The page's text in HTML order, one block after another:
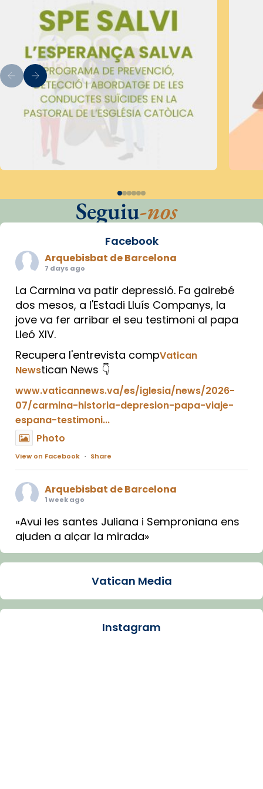
Seguiu-nos
Facebook
Arquebisbat de Barcelona
7 days ago
La Carmina va patir depressió. Fa gairebé
dos mesos, a l'Estadi Lluís Companys, la
jove va fer arribar el seu testimoni al papa
Lleó XIV.
Recupera l'entrevista compVatican
Newstican News 👇
www.vaticannews.va/es/iglesia/news/2026-
07/carmina-historia-depresion-papa-viaje-
espana-testimoni...
Photo
View on Facebook · Share
Arquebisbat de Barcelona
1 week ago
«Avui les santes Juliana i Semproniana ens
ajuden a alçar la mirada»
Mons. Sergi Gordo, bisbe de Tortosa, ha
Santes de Mataró.
🔗tinyurl.com/cvu5jmbk
Vatican Media
Instagram